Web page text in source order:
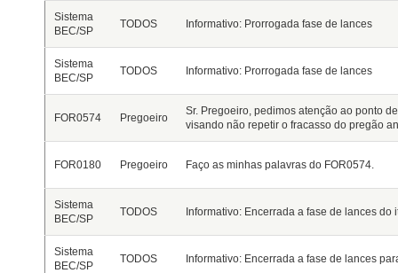
Sistema
BEC/SP
TODOS Informativo: Prorrogada fase de lances
Sistema
BEC/SP
TODOS Informativo: Prorrogada fase de lances
FOR0574 Pregoeiro
Sr. Pregoeiro, pedimos atenção ao ponto
visando não repetir o fracasso do pregão
FOR0180 Pregoeiro Faço as minhas palavras do FOR0574.
Sistema
BEC/SP
TODOS Informativo: Encerrada a fase de lances do
Sistema
BEC/SP
TODOS Informativo: Encerrada a fase de lances